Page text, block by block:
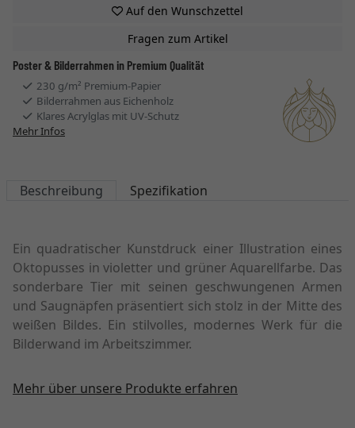
Auf den Wunschzettel
Fragen zum Artikel
Poster & Bilderrahmen in Premium Qualität
230 g/m² Premium-Papier
Bilderrahmen aus Eichenholz
Klares Acrylglas mit UV-Schutz
Mehr Infos
Beschreibung Spezifikation
Ein quadratischer Kunstdruck einer Illustration eines
Oktopusses in violetter und grüner Aquarellfarbe. Das
sonderbare Tier mit seinen geschwungenen Armen
und Saugnäpfen präsentiert sich stolz in der Mitte des
weißen Bildes. Ein stilvolles, modernes Werk für die
Bilderwand im Arbeitszimmer.
Mehr über unsere Produkte erfahren